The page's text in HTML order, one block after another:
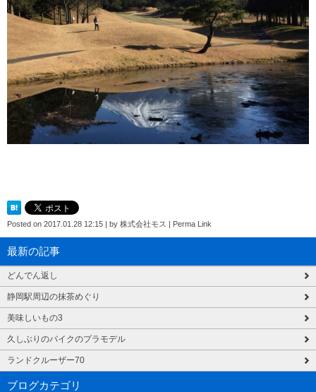
Posted on 2017.01.28 12:15 | by 株式会社モス | Perma Link
最新の記事
どんでん返し
静岡駅周辺の抹茶めぐり
美味しいもの3
久しぶりのバイクのプラモデル
ランドクルーザー70
ブログカテゴリ